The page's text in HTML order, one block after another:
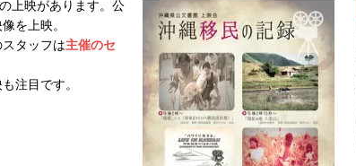
上映があります。公
を上映。
タッフは主催のセ
注目です。